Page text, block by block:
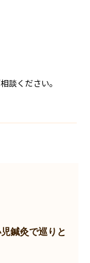
談ください。
鍼灸で巡りと